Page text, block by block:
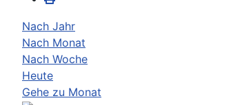
Nach Jahr
Nach Monat
Nach Woche
Heute
Gehe zu Monat